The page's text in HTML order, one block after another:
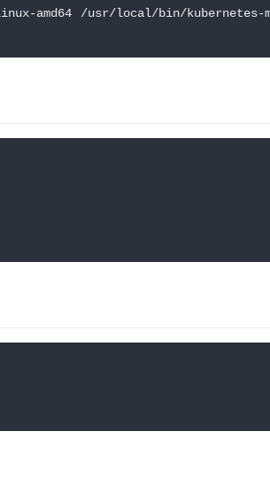
amd64 /usr/local/bin/kubernetes-